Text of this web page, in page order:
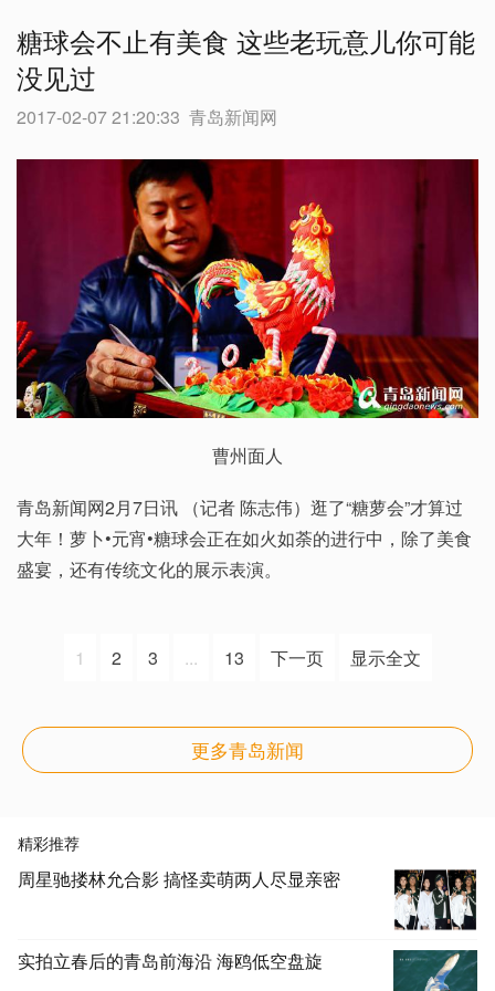
糖球会不止有美食 这些老玩意儿你可能
没见过
2017-02-07 21:20:33 青岛新闻网
曹州面人
青岛新闻网2月7日讯 （记者 陈志伟）逛了“糖萝会”才算过
大年！萝卜•元宵•糖球会正在如火如荼的进行中，除了美食
盛宴，还有传统文化的展示表演。
1 2 3 ... 13 下一页 显示全文
更多青岛新闻
精彩推荐
周星驰搂林允合影 搞怪卖萌两人尽显亲密
实拍立春后的青岛前海沿 海鸥低空盘旋